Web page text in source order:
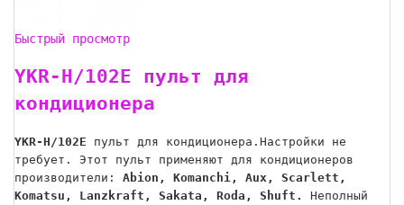
Быстрый просмотр
YKR-H/102E пульт для
кондиционера
YKR-H/102E пульт для кондиционера.Настройки не
требует. Этот пульт применяют для кондиционеров
производители:
Abion, Komanchi, Aux, Scarlett,
Komatsu, Lanzkraft, Sakata, Roda, Shuft. Неполный